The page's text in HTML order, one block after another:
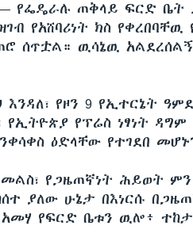
የፌዴራሉ ጠቅላይ ፍርድ ቤት
የአሸባሪነት ክስ
ሰጥቷል። ዉሳኔዉ
እንዳለ፣ የዞን 9 የኢተርኔት
የኢትዮጵያ የፕሬስ ነፃነት
ዕድላቸው የተገደበ
መልስ፣ የጋዜጠኛነት ሕይወት
ያለው ሁኔታ በእነርሱ
የፍርድ ቤቱን ዉሎ፥